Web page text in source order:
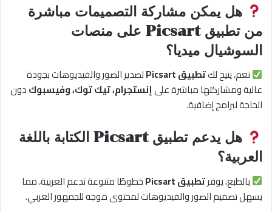
هل يمكن مشاركة التصميمات مباشرة
من تطبيق Picsart على منصات
السوشيال ميديا؟
نعم، يتيح لكتطبيق Picsart
تصدير الصور والفيديوهات بجودة
عالية ومشاركتها مباشرة علىإنستجرام، تيك توك، وفيسبوكدون
الحاجة لبرامج إضافية.
هل يدعم تطبيق Picsart الكتابة باللغة
العربية؟
بالطبع، يوفرتطبيق Picsart
خطوطًا متنوعة تدعم العربية، مما
يسهل تصميم الصور والفيديوهات لمحتوى موجه للجمهور العربي.